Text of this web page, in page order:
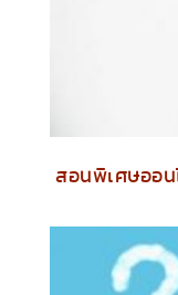
สอนพิเศษออน